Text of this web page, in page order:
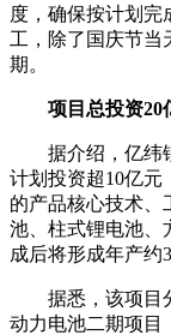
度，确保按计划完
工，除了国庆节当
期。
项目总投资20
据介绍，亿纬
计划投资超10亿元
的产品核心技术、
池、柱式锂电池、
成后将形成年产约
据悉，该项目
动力电池二期项目